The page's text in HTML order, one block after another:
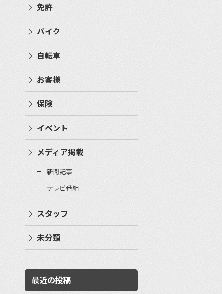
免許
バイク
自転車
お客様
保険
イベント
メディア掲載
新聞記事
テレビ番組
スタッフ
未分類
最近の投稿